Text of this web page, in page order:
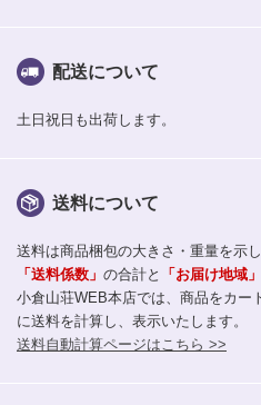
配送について
土日祝日も出荷します。
送料について
送料は商品梱包の大きさ・重量を示
「送料係数」 の合計と 「お届け地域」
小倉山荘WEB本店では、商品をカー
に送料を計算し、表示いたします。
送料自動計算ページはこちら >>